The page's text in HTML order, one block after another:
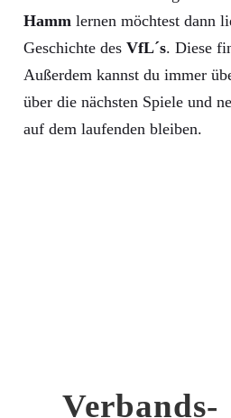
Hamm lernen möchtest dann
Geschichte des VfL´s. Diese
Außerdem kannst du immer
über die nächsten Spiele und
auf dem laufenden bleiben.
Verbands-